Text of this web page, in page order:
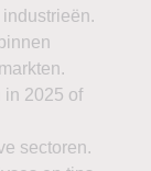
in 2025 of
sectoren.